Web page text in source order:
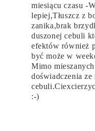
miesiącu czasu -
lepiej,Tłuszcz z
zanika,brak
duszonej cebuli
efektów również
być może w
Mimo
doświadczenia ze
:-)